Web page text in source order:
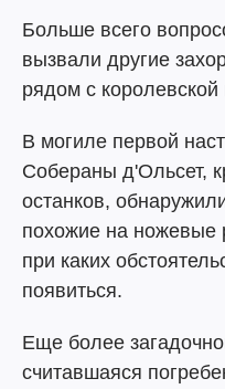
Больше всего
вызвали другие
рядом с королевской
В могиле первой
Собераны д'Ольсет,
останков,
похожие на ножевые
при каких
появиться.
Еще более
считавшаяся